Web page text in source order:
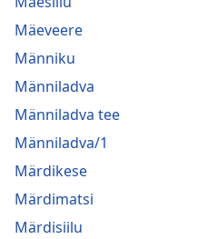
Mäeveere
Männiku
Männiladva
Männiladva tee
Männiladva/1
Märdikese
Märdimatsi
Märdisiilu